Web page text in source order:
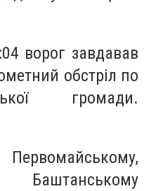
ворог завдавав
обстріл по
громади.
Баштанському